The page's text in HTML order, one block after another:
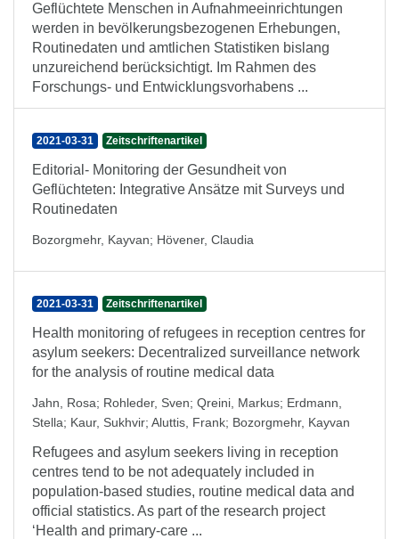
Geflüchtete Menschen in Aufnahmeeinrichtungen
werden in bevölkerungsbezogenen Erhebungen,
Routinedaten und amtlichen Statistiken bislang
unzureichend berücksichtigt. Im Rahmen des
Forschungs- und Entwicklungsvorhabens ...
2021-03-31 Zeitschriftenartikel
Editorial- Monitoring der Gesundheit von
Geflüchteten: Integrative Ansätze mit Surveys und
Routinedaten
Bozorgmehr, Kayvan; Hövener, Claudia
2021-03-31 Zeitschriftenartikel
Health monitoring of refugees in reception centres for
asylum seekers: Decentralized surveillance network
for the analysis of routine medical data
Jahn, Rosa; Rohleder, Sven; Qreini, Markus; Erdmann,
Stella; Kaur, Sukhvir; Aluttis, Frank; Bozorgmehr, Kayvan
Refugees and asylum seekers living in reception
centres tend to be not adequately included in
population-based studies, routine medical data and
official statistics. As part of the research project
‘Health and primary-care ...